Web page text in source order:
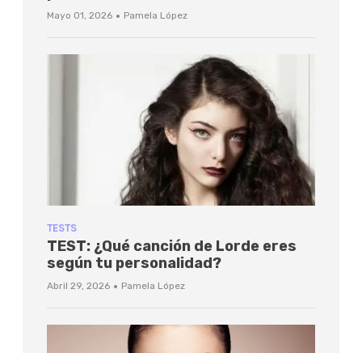
Mayo 01, 2026 · Pamela López
TESTS
TEST: ¿Qué canción de Lorde eres
según tu personalidad?
Abril 29, 2026 · Pamela López